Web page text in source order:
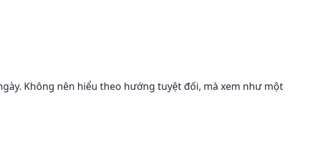
Không nên hiểu theo hướng tuyệt đối, mà xem như một